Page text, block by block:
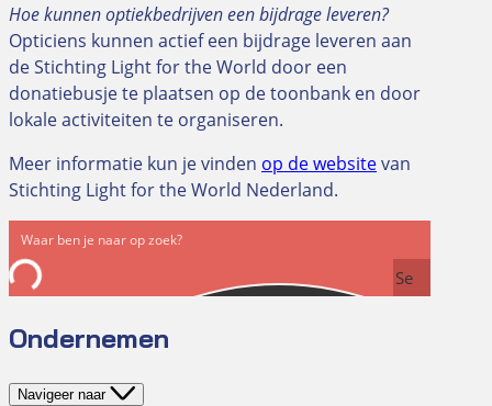
Hoe kunnen optiekbedrijven een bijdrage leveren?
Opticiens kunnen actief een bijdrage leveren aan
de Stichting Light for the World door een
donatiebusje te plaatsen op de toonbank en door
lokale activiteiten te organiseren.
Meer informatie kun je vinden op de websitevan
Stichting Light for the World Nederland.
Se
Ondernemen
Navigeer naar